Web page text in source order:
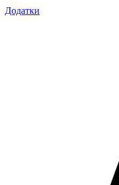
Додатки